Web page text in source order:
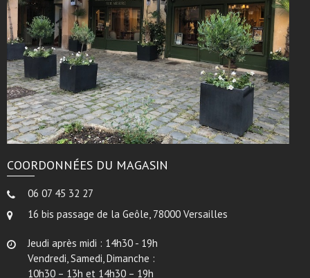
COORDONNÉES DU MAGASIN
06 07 45 32 27
16 bis passage de la Geôle, 78000 Versailles
Jeudi après midi : 14h30 - 19h
Vendredi, Samedi, Dimanche :
10h30 – 13h et 14h30 – 19h